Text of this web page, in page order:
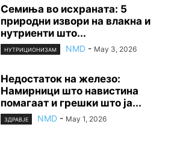
Семиња во исхраната: 5
природни извори на влакна и
нутриенти што...
НУТРИЦИОНИЗАМ NMD - May 3, 2026
Недостаток на железо:
Намирници што навистина
помагаат и грешки што ја...
ЗДРАВЈЕ NMD - May 1, 2026